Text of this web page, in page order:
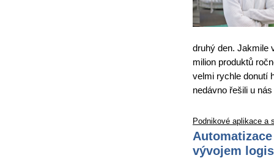
druhý den. Jakmile
milion produktů
velmi rychle donutí
nedávno řešili u
Podnikové aplikace a
vývojem